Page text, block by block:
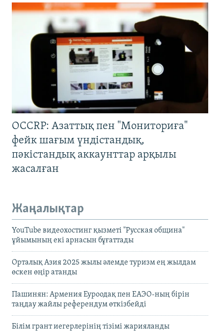
OCCRP: Азаттық пен "Мониториға"
фейк шағым үндістандық,
пәкістандық аккаунттар арқылы
жасалған
Жаңалықтар
YouTube видеохостинг қызметі "Русская община"
ұйымының екі арнасын бұғаттады
Орталық Азия 2025 жылы әлемде туризм ең жылдам
өскен өңір атанды
Пашинян: Армения Еуроодақ пен ЕАЭО-ның бірін
таңдау жайлы референдум өткізбейді
Білім грант иегерлерінің тізімі жарияланды